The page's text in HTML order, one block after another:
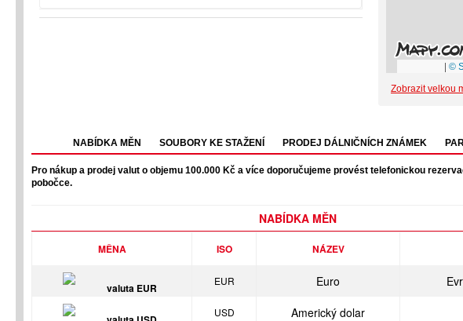
| ©
Zobrazit velkou
NABÍDKA MĚN SOUBORY KE STAŽENÍ PRODEJ DÁLNIČNÍCH ZNÁMEK
Pro nákup a prodej valut o objemu 100.000 Kč a více doporučujeme provést telefonickou
pobočce.
NABÍDKA MĚN
MĚNA ISO NÁZEV
EUR Euro
USD Americký dolar